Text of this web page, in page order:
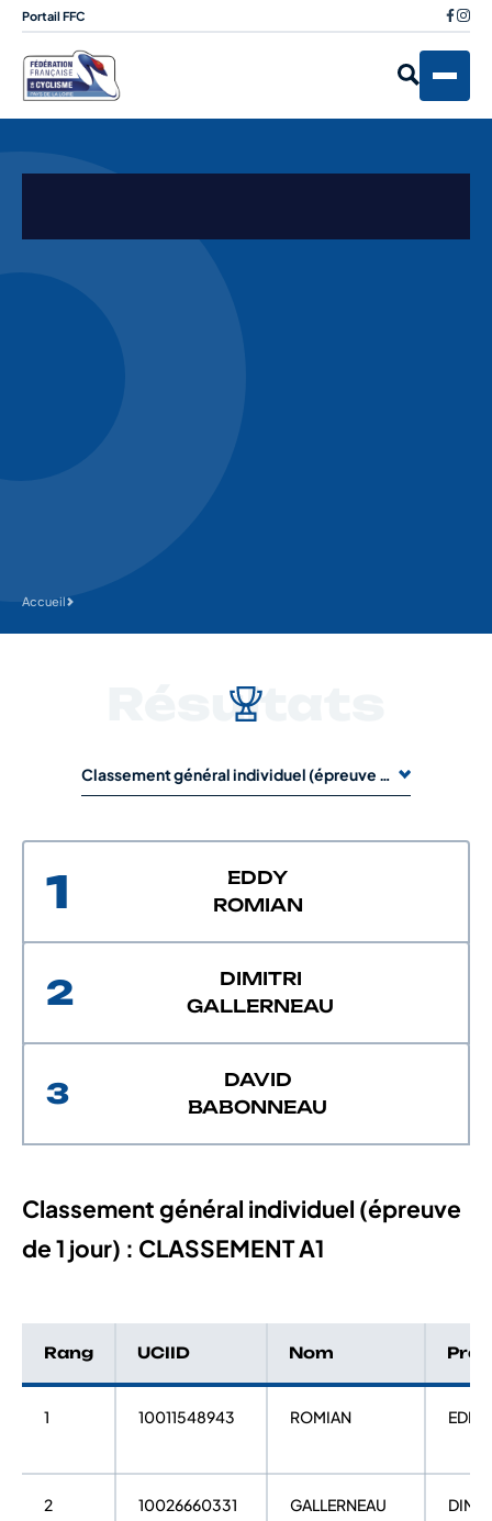
Portail FFC
Accueil
Résultats
Classement général individuel (épreuve de 1 jour) : CLASSEMENT A1
1
EDDY
ROMIAN
2
DIMITRI
GALLERNEAU
3
DAVID
BABONNEAU
Classement général individuel (épreuve
de 1 jour) : CLASSEMENT A1
Rang UCIID Nom
1 10011548943 ROMIAN EDDY
2 10026660331 GALLERNEAU